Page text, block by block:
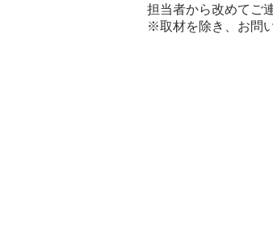
担当者から改めてご
​※取材を除き、お問